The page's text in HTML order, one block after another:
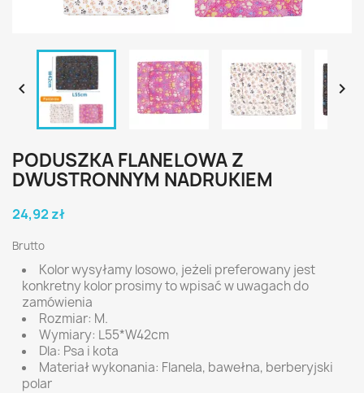
 
PODUSZKA FLANELOWA Z
DWUSTRONNYM NADRUKIEM
24,92 zł
Brutto
Kolor wysyłamy losowo, jeżeli preferowany jest
konkretny kolor prosimy to wpisać w uwagach do
zamówienia
Rozmiar: M.
Wymiary: L55*W42cm
Dla: Psa i kota
Materiał wykonania: Flanela, bawełna, berberyjski
polar